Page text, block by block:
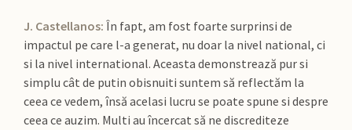
J. Castellanos: În fapt, am fost foarte surprinsi de
impactul pe care l-a generat, nu doar la nivel national, ci
si la nivel international. Aceasta demonstrează pur si
simplu cât de putin obisnuiti suntem să reflectăm la
ceea ce vedem, însă acelasi lucru se poate spune si despre
ceea ce auzim. Multi au încercat să ne discrediteze